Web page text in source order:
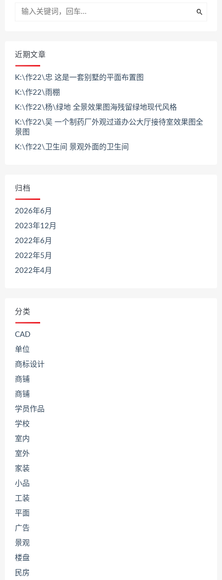
近期文章
K:\作22\忠 这是一套别墅的平面布置图
K:\作22\雨棚
K:\作22\杨\绿地 全景效果图海残留绿地现代风格
K:\作22\吴 一个制药厂外观过道办公大厅接待室效果图全
景图
K:\作22\卫生间 景观外面的卫生间
归档
2026年6月
2023年12月
2022年6月
2022年5月
2022年4月
分类
CAD
单位
商标设计
商铺
商铺
学员作品
学校
室内
室外
家装
小品
工装
平面
广告
景观
楼盘
民房